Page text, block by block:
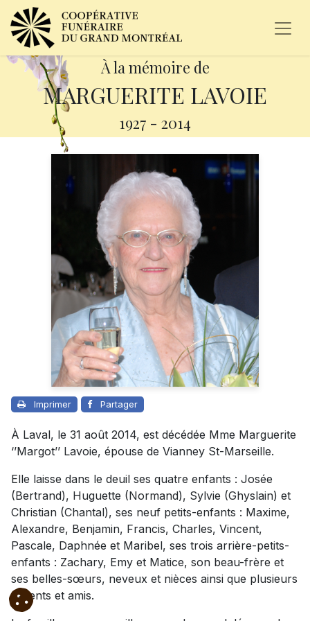
À la mémoire de
MARGUERITE LAVOIE
1927 - 2014
Imprimer Partager
À Laval, le 31 août 2014, est décédée Mme Marguerite
‘’Margot’’ Lavoie, épouse de Vianney St-Marseille.
Elle laisse dans le deuil ses quatre enfants : Josée
(Bertrand), Huguette (Normand), Sylvie (Ghyslain) et
Christian (Chantal), ses neuf petits-enfants : Maxime,
Alexandre, Benjamin, Francis, Charles, Vincent,
Pascale, Daphnée et Maribel, ses trois arrière-petits-
enfants : Zachary, Emy et Matice, son beau-frère et
ses belles-sœurs, neveux et nièces ainsi que plusieurs
parents et amis.